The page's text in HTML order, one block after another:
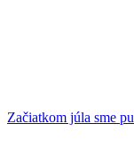
Začiatkom júla sme